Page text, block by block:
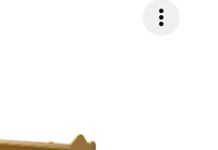
more_vert